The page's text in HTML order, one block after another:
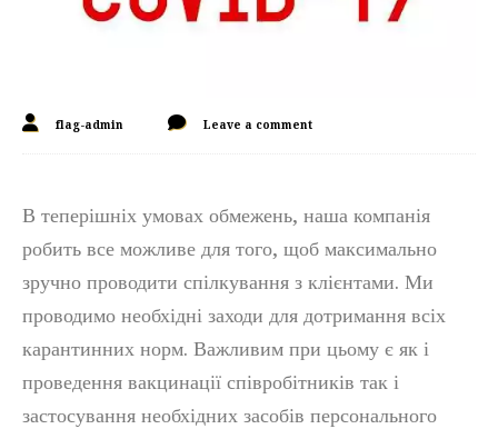
flag-admin Leave a comment
В теперішніх умовах обмежень, наша компанія
робить все можливе для того, щоб максимально
зручно проводити спілкування з клієнтами. Ми
проводимо необхідні заходи для дотримання всіх
карантинних норм. Важливим при цьому є як і
проведення вакцинації співробітників так і
застосування необхідних засобів персонального